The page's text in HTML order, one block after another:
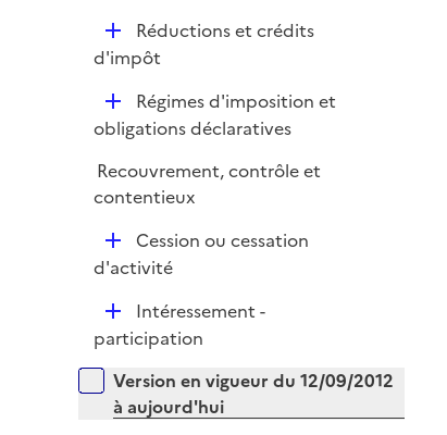
r
e
l
r
D
é
i
r
Réductions et crédits
d'impôt
D
é
l
i
Régimes d'imposition et
obligations déclaratives
Recouvrement, contrôle et
contentieux
D
é
i
e
r
Cession ou cessation
d'activité
D
é
l
i
Intéressement -
participation
Versions sur la période
Version en vigueur du 12/09/2012
à aujourd'hui